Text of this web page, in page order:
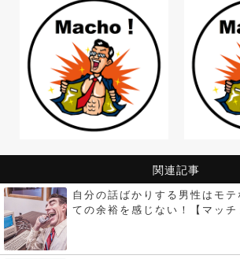
関連記事
自分の話ばかりする男性はモ
ての余裕を感じない！【マッチ